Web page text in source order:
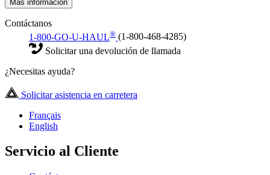
Más información
Contáctanos
1-800-GO-U-HAUL® (1-800-468-4285)
Solicitar una devolución de llamada
¿Necesitas ayuda?
Solicitar asistencia en carretera
Français
English
Servicio al Cliente